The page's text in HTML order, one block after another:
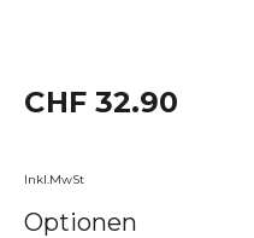
CHF 32.90
Inkl.MwSt
Optionen